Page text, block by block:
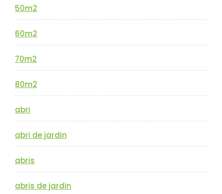
50m2
60m2
70m2
80m2
abri
abri de jardin
abris
abris de jardin